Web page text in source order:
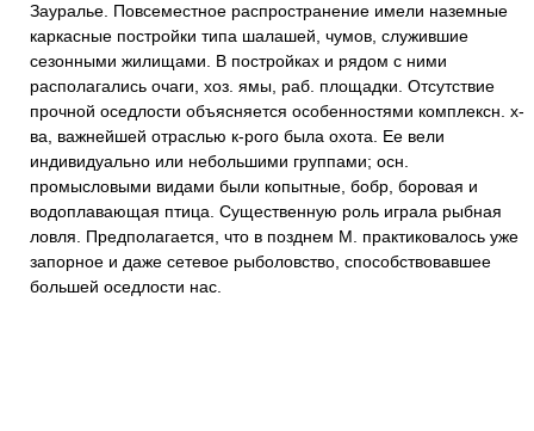
Зауралье. Повсеместное распространение имели наземные
каркасные постройки типа шалашей, чумов, служившие
сезонными жилищами. В постройках и рядом с ними
располагались очаги, хоз. ямы, раб. площадки. Отсутствие
прочной оседлости объясняется особенностями комплексн. х-
ва, важнейшей отраслью к-рого была охота. Ее вели
индивидуально или небольшими группами; осн.
промысловыми видами были копытные, бобр, боровая и
водоплавающая птица. Существенную роль играла рыбная
ловля. Предполагается, что в позднем М. практиковалось уже
запорное и даже сетевое рыболовство, способствовавшее
большей оседлости нас.